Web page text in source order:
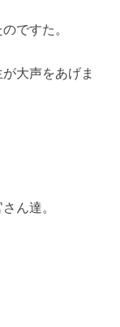
ですた。
大声をあげま
ん達。